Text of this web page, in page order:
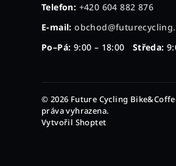
Telefon: +420 604 882 876
E-mail:
Po–Pá: 9:00 – 18:00 Středa:
© 2026 Future Cycling
práva vyhrazena.
Vytvořil Shoptet